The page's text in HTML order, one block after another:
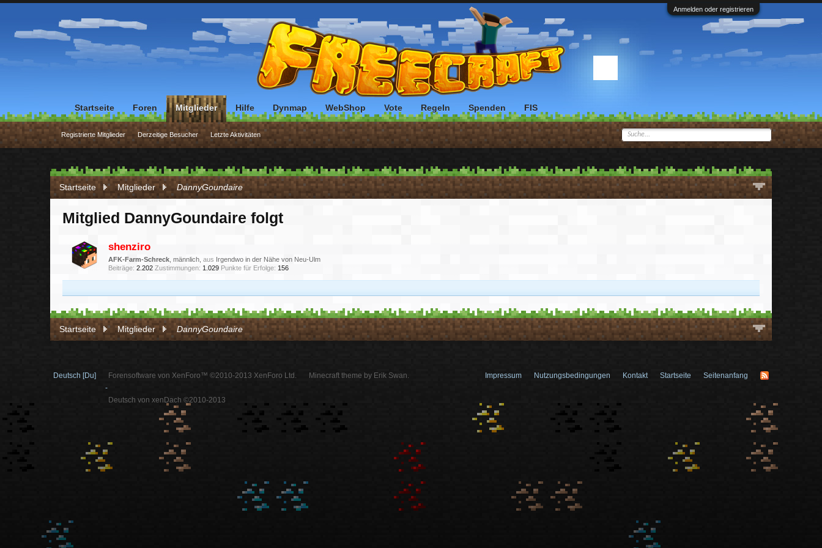
Anmelden oder registrieren
Startseite Mitglieder DannyGoundaire
Mitglied DannyGoundaire folgt
shenziro
AFK-Farm-Schreck , männlich, aus Irgendwo in der Nähe von Neu-Ulm
Beiträge: 2.202 Zustimmungen: 1.029 Punkte für Erfolge: 156
Startseite Mitglieder DannyGoundaire
Startseite Foren Mitglieder
Registrierte Mitglieder Derzeitige Besucher Letzte Aktivitäten
Hilfe Dynmap WebShop Vote Regeln Spenden FIS
Deutsch [Du]
Forensoftware von XenForo™ ©2010-2013 XenForo Ltd.
-
Deutsch von xenDach ©2010-2013
Minecraft theme by Erik Swan. Impressum Nutzungsbedingungen Kontakt Startseite Seitenanfang